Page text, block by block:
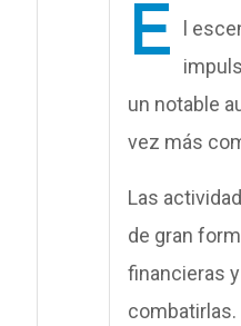
E
l
un notable
vez más
Las
de gran
financieras
combatirlas.